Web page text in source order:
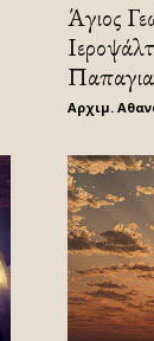
Άγιος
Αρχιμ.